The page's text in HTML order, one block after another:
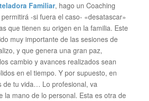
Familiar, hago un Coaching
-si fuera el caso- «desatascar»
que tienen su origen en la familia. Este
muy importante de las sesiones de
y que genera una gran paz,
cambio y avances realizados sean
en el tiempo. Y por supuesto, en
de tu vida… Lo profesional, va
la mano de lo personal. Esta es otra de